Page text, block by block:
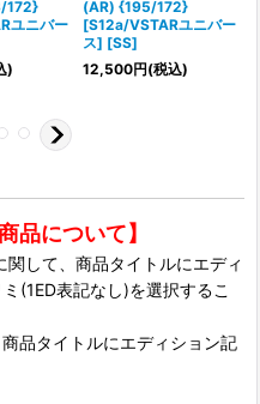
172}
ユニバー
)
(AR) {195/172}
[S12a/VSTARユニバー
ス] [SS]
12,500円(税込)
品について】
して、商品タイトルにエディ
(1ED表記なし)を選択するこ
品タイトルにエディション記